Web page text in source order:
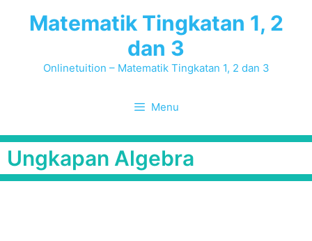
Matematik Tingkatan 1, 2
dan 3
Onlinetuition – Matematik Tingkatan 1, 2 dan 3
Menu
Ungkapan Algebra